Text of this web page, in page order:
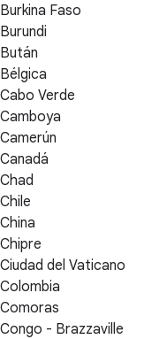
Burkina Faso
Burundi
Bután
Bélgica
Cabo Verde
Camboya
Camerún
Canadá
Chad
Chile
China
Chipre
Ciudad del Vaticano
Colombia
Comoras
Congo - Brazzaville